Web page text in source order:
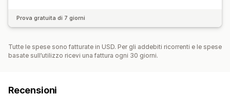
Prova gratuita di 7 giorni
Tutte le spese sono fatturate in USD. Per gli addebiti ricorrenti e le spese
basate sull’utilizzo ricevi una fattura ogni 30 giorni.
Recensioni